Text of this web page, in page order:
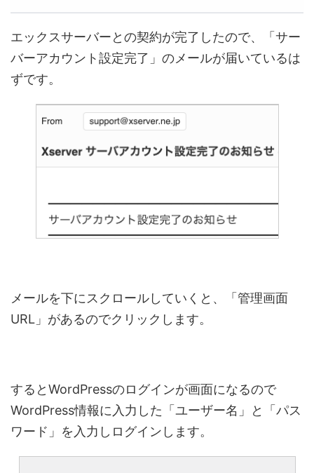
エックスサーバーとの契約が完了したので、「サー
バーアカウント設定完了」のメールが届いているは
ずです。
メールを下にスクロールしていくと、「管理画面
URL」があるのでクリックします。
するとWordPressのログインが画面になるので
WordPress情報に入力した「ユーザー名」と「パス
ワード」を入力しログインします。